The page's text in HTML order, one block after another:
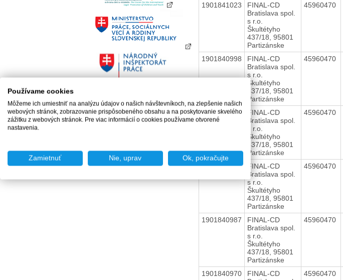
1901841023
FINAL-CD
Bratislava spol.
s r.o.
Škultétyho
437/18, 95801
Partizánske
45960470
1901840998
FINAL-CD
Bratislava spol.
s r.o.
Škultétyho
437/18, 95801
Partizánske
45960470
1901840991
FINAL-CD
Bratislava spol.
s r.o.
Škultétyho
437/18, 95801
Partizánske
45960470
1901840988
FINAL-CD
Bratislava spol.
s r.o.
Škultétyho
437/18, 95801
Partizánske
45960470
1901840987
FINAL-CD
Bratislava spol.
s r.o.
Škultétyho
437/18, 95801
Partizánske
45960470
1901840970
FINAL-CD
45960470
Používame cookies
Môžeme ich umiestniť na analýzu údajov o našich návštevníkoch, na zlepšenie našich
webových stránok, zobrazovanie prispôsobeného obsahu a na poskytovanie skvelého
zážitku z webových stránok. Pre viac informácií o cookies používame otvorené
nastavenia.
Zamietnuť Nie, uprav Ok, pokračujte